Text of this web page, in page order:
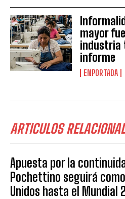
mayor
industria
informe
ENPORTADA
ARTICULOS
Apuesta por la
Pochettino seguirá
Unidos hasta el Mundial